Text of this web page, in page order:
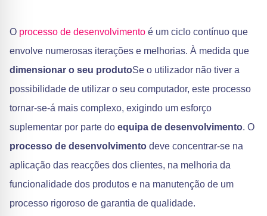
O processo de desenvolvimento é um ciclo contínuo que
envolve numerosas iterações e melhorias. À medida que
dimensionar o seu produtoSe o utilizador não tiver a
possibilidade de utilizar o seu computador, este processo
tornar-se-á mais complexo, exigindo um esforço
suplementar por parte do equipa de desenvolvimento. O
processo de desenvolvimento deve concentrar-se na
aplicação das reacções dos clientes, na melhoria da
funcionalidade dos produtos e na manutenção de um
processo rigoroso de garantia de qualidade.